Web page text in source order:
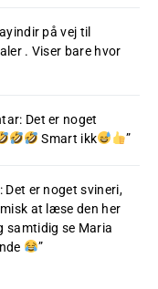
på vej til
. Viser bare hvor
Det er noget
Smart ikk ”
Det er noget svineri,
at læse den her
samtidig se Maria
”